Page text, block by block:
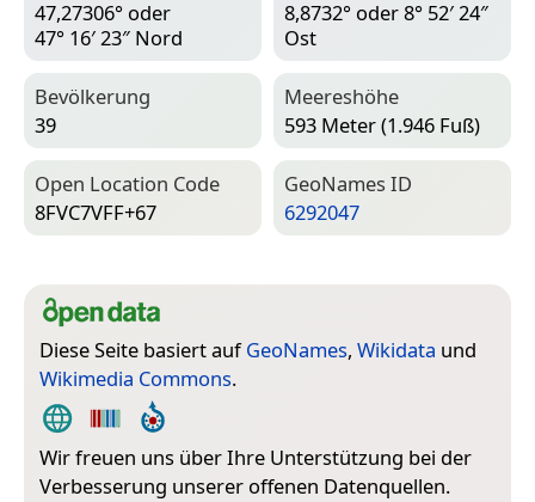
47,27306° oder
47° 16′ 23″ Nord
8,8732° oder 8° 52′ 24″
Ost
Bevölkerung
39
Meereshöhe
593 Meter (1.946 Fuß)
Open Location Code
8FVC7VFF+67
Geo­Names ID
6292047
Diese Seite basiert aufGeoNames, Wikidata und
Wikimedia Commons.
Wir freuen uns über Ihre Unterstützung bei der
Verbesserung unserer offenen Datenquellen.